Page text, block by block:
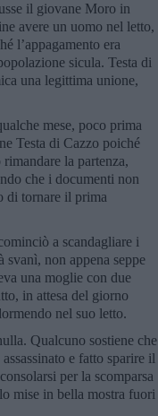
il giovane Moro in
avere un uomo nel letto,
l’appagamento era
sicula. Testa di
una legittima unione,
mese, poco prima
Testa di Cazzo poiché
la partenza,
che i documenti non
di tornare il prima
a scandagliare i
non appena seppe
una moglie con due
in attesa del giorno
nel suo letto.
Qualcuno sostiene che
e fatto sparire il
per la scomparsa
mise in bella mostra fuori